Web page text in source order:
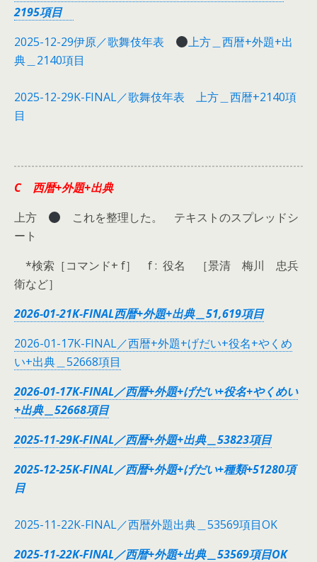
2195項目
2025-12-29伊原／歌舞伎年表
上方＿西暦+外題+出
典＿2140項目
2025-12-29K-FINAL／歌舞伎年表 上方＿西暦+2140項
目
C 西暦+外題+出典
上方
これを整理した。 テキストのスプレッドシ
ート
*検索［コマンド+ f］ f : 役名 ［景清 梅川 忠兵
衛など］
2026-01-21K-FINAL西暦+外題+出典＿51,619項目
2026-01-17K-FINAL／西暦+外題+げだい+役名+やくめ
い+出典＿52668項目
2026-01-17K-FINAL／西暦+外題+げだい+役名+やくめい
+出典＿52668項目
2025-11-29K-FINAL／西暦+外題+出典＿53823項目
2025-12-25K-FINAL／西暦+外題+げだい+種類+51280項
目
2025-11-22K-FINAL／西暦外題出典＿53569項目OK
2025-11-22K-FINAL／西暦+外題+出典＿53569項目OK